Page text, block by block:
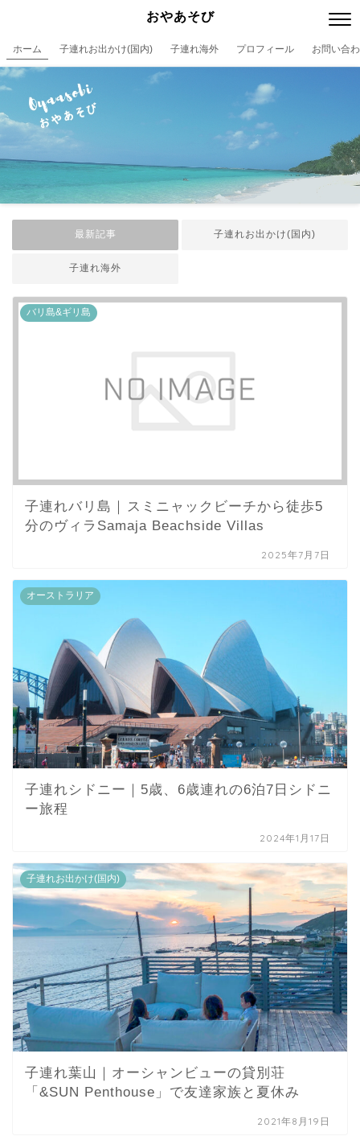
おやあそび
ホーム 子連れお出かけ(国内) 子連れ海外 プロフィール お問い合
最新記事 子連れお出かけ(国内)
子連れ海外
バリ島&ギリ島
子連れバリ島｜スミニャックビーチから徒歩5
分のヴィラSamaja Beachside Villas
2025年7月7日
オーストラリア
子連れシドニー｜5歳、6歳連れの6泊7日シドニ
ー旅程
2024年1月17日
子連れお出かけ(国内)
子連れ葉山｜オーシャンビューの貸別荘
「&SUN Penthouse」で友達家族と夏休み
2021年8月19日